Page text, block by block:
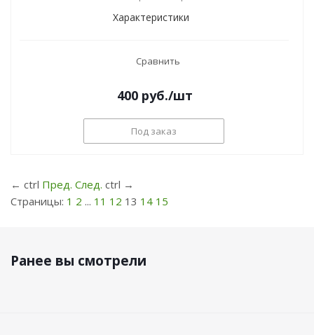
Характеристики
Сравнить
400руб./шт
Под заказ
← ctrl Пред. След. ctrl →
Страницы: 1 2 ... 11 12 13 14 15
Ранее вы смотрели